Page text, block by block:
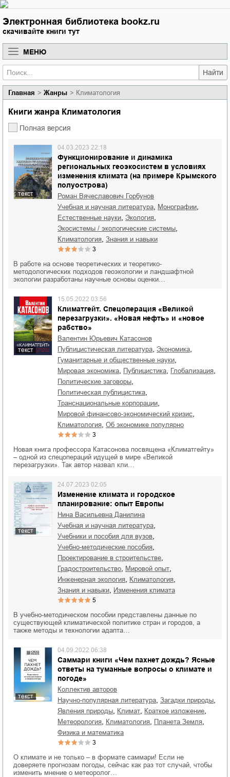
Электронная библиотека bookz.ru
скачивайте книги тут
МЕНЮ
Найти
Главная Жанры Климатология
Книги жанра Климатология
Полная версия
текст
Функционирование и динамика
региональных геоэкосистем в условиях
изменения климата (на примере Крымского
полуострова)
04.03.2023 22:18
Роман Вячеславович Горбунов
учебная и научная литература
монографии
естественные науки экология
экосистемы / экологические системы
климатология знания и навыки
3
В работе на основе теоретических и теоретико-
методологических подходов гео­экологии и ландшафтной
экологии разработаны научные основы оценки…
текст
Климатгейт. Спецоперация «Великой
перезагрузки». «Новая нефть» и «новое
рабство»
15.05.2022 03:56
Валентин Юрьевич Катасонов
публицистическая литература
экономика
гуманитарные и общественные науки
мировая экономика публицистика глобализация
политические заговоры
политическая публицистика
транснациональные корпорации
мировой финансово-экономический кризис
климатология об экономике популярно
3
Новая книга профессора Катасонова посвящена «Климатгейту»
– одной из спецопераций идущей в мире «Великой
перезагрузки». Так автор назвал кли…
текст
Изменение климата и городское
планирование: опыт Европы
24.07.2023 02:05
Нина Васильевна Данилина
учебная и научная литература
учебники и пособия для вузов
учебно-методические пособия
проектирование в строительстве
градостроительство мировой опыт
инженерная экология климатология
знания и навыки изменения климата
5
В учебно-методическом пособии представлены данные по
существующей климатической политике стран и городов, а
также методы и технологии адапта…
текст
Саммари книги «Чем пахнет дождь? Ясные
ответы на туманные вопросы о климате и
погоде»
04.09.2022 06:38
Коллектив авторов
научно-популярная литература
загадки природы
явления природы климат краткое изложение
метеорология климатология планета Земля
физика и математика
3
О климате и не только – в формате саммари! Если не
доверяете прогнозам погоды, сейчас как раз тот случай, чтобы
изменить мнение о метеоролог…